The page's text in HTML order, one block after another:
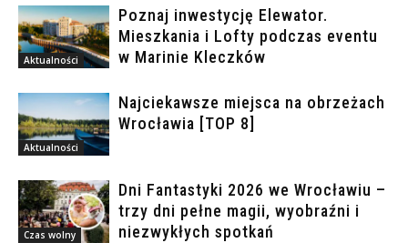
Aktualności
Poznaj inwestycję Elewator.
Mieszkania i Lofty podczas eventu
w Marinie Kleczków
Aktualności
Najciekawsze miejsca na obrzeżach
Wrocławia [TOP 8]
Czas wolny
Dni Fantastyki 2026 we Wrocławiu –
trzy dni pełne magii, wyobraźni i
niezwykłych spotkań